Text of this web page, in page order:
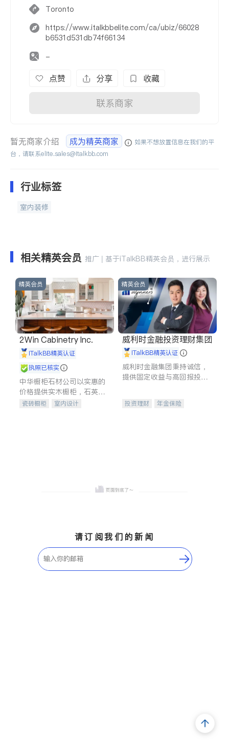
Toronto
https://www.italkbbelite.com/ca/ubiz/66028
b6531d531db74f66134
-
点赞 分享 收藏
联系商家
暂无商家介绍 成为精英商家
如果不想放置信息在我们的平
台，请联系elite.sales@italkbb.com
行业标签
室内装修
相关精英会员 推广 | 基于iTalkBB精英会员，进行展示
精英会员
2Win Cabinetry Inc.
iTalkBB精英认证
执照已核实
中华橱柜石材公司以实惠的
价格提供实木橱柜，石英石
台面，多种优质不锈钢水
瓷砖橱柜
室内设计
精英会员
威利时金融投资理财集团
iTalkBB精英认证
威利时金融集团秉持诚信，
提供固定收益与高回报投资
合，助力客户实现目标
投资理财
年金保险
请订阅我们的新闻